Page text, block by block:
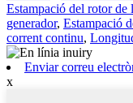
Estampació del rotor de
generador, Estampació
corrent continu,
Enviar correu
x